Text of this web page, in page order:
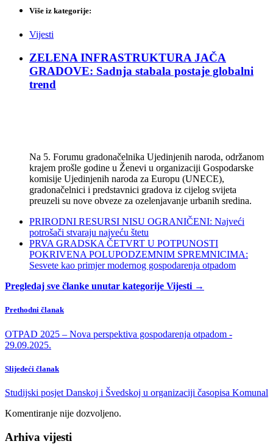
Više iz kategorije:
Vijesti
ZELENA INFRASTRUKTURA JAČA
GRADOVE: Sadnja stabala postaje globalni
trend
Na 5. Forumu gradonačelnika Ujedinjenih naroda, održanom
krajem prošle godine u Ženevi u organizaciji Gospodarske
komisije Ujedinjenih naroda za Europu (UNECE),
gradonačelnici i predstavnici gradova iz cijelog svijeta
preuzeli su nove obveze za ozelenjavanje urbanih sredina.
PRIRODNI RESURSI NISU OGRANIČENI: Najveći
potrošači stvaraju najveću štetu
PRVA GRADSKA ČETVRT U POTPUNOSTI
POKRIVENA POLUPODZEMNIM SPREMNICIMA:
Sesvete kao primjer modernog gospodarenja otpadom
Pregledaj sve članke unutar kategorije Vijesti →
Prethodni članak
OTPAD 2025 – Nova perspektiva gospodarenja otpadom -
29.09.2025.
Slijedeći članak
Studijski posjet Danskoj i Švedskoj u organizaciji časopisa Komunal
Komentiranje nije dozvoljeno.
Arhiva vijesti